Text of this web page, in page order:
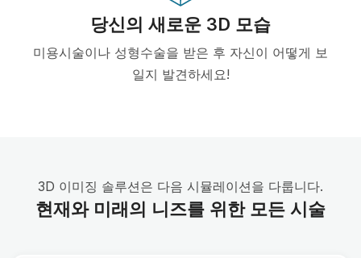
당신의 새로운 3D 모습
미용시술이나 성형수술을 받은 후 자신이 어떻게 보
일지 발견하세요!
3D 이미징 솔루션은 다음 시뮬레이션을 다룹니다.
현재와 미래의 니즈를 위한 모든 시술